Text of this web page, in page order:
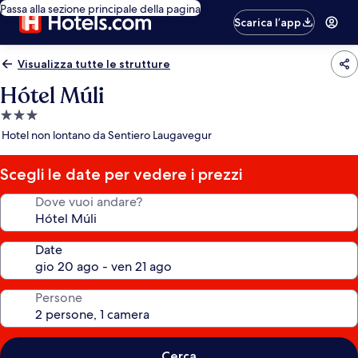
Passa alla sezione principale della pagina
Scarica l’app
Visualizza tutte le strutture
Hótel Múli
Struttura
a
stelle
Hotel non lontano da Sentiero Laugavegur
Scegli le date per vedere i prezzi
Dove vuoi andare?
Date
Persone